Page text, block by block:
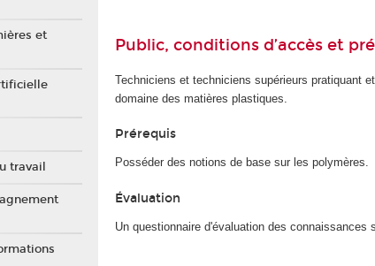
Public, conditions d’accès et
Techniciens et techniciens supérieurs pratiquant
domaine des matières plastiques.
Prérequis
Posséder des notions de base sur les polymères.
Évaluation
Un questionnaire d'évaluation des connaissances
et
travail